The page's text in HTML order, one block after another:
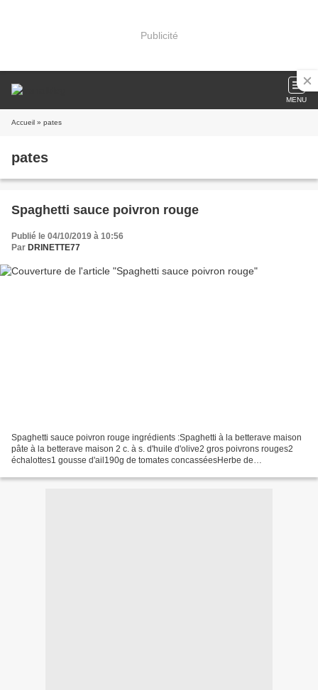
Publicité
MENU
Accueil » pates
pates
Spaghetti sauce poivron rouge
Publié le 04/10/2019 à 10:56
Par DRINETTE77
Spaghetti sauce poivron rouge ingrédients :Spaghetti à la betterave maison
pâte à la betterave maison 2 c. à s. d'huile d'olive2 gros poivrons rouges2
échalottes1 gousse d'ail190g de tomates concasséesHerbe de